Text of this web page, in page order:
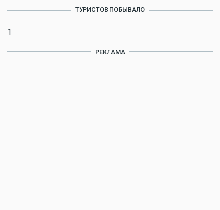
ТУРИСТОВ ПОБЫВАЛО
1
РЕКЛАМА